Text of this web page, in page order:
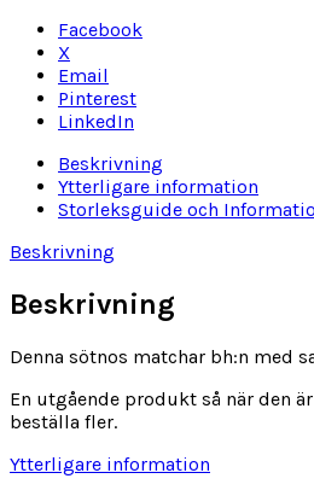
Facebook
X
Email
Pinterest
LinkedIn
Beskrivning
Ytterligare information
Storleksguide och
Beskrivning
Beskrivning
Denna sötnos matchar bh:n med
En utgående produkt så när den
beställa fler.
Ytterligare information